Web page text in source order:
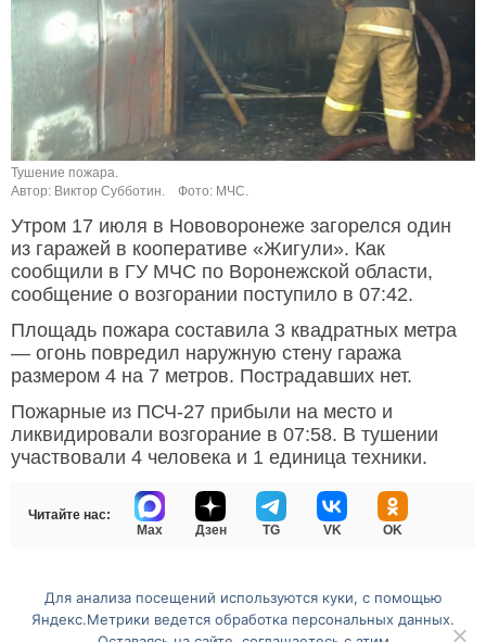
Тушение пожара.
Автор: Виктор Субботин.
Фото: МЧС.
Утром 17 июля в Нововоронеже загорелся один
из гаражей в кооперативе «Жигули». Как
сообщили в ГУ МЧС по Воронежской области,
сообщение о возгорании поступило в 07:42.
Площадь пожара составила 3 квадратных метра
— огонь повредил наружную стену гаража
размером 4 на 7 метров. Пострадавших нет.
Пожарные из ПСЧ-27 прибыли на место и
ликвидировали возгорание в 07:58. В тушении
участвовали 4 человека и 1 единица техники.
Читайте нас:
Max
Дзен TG VK OK
Перейти на полную версию сайта
Для анализа посещений используются куки, с помощью
Яндекс.Метрики ведется обработка персональных данных.